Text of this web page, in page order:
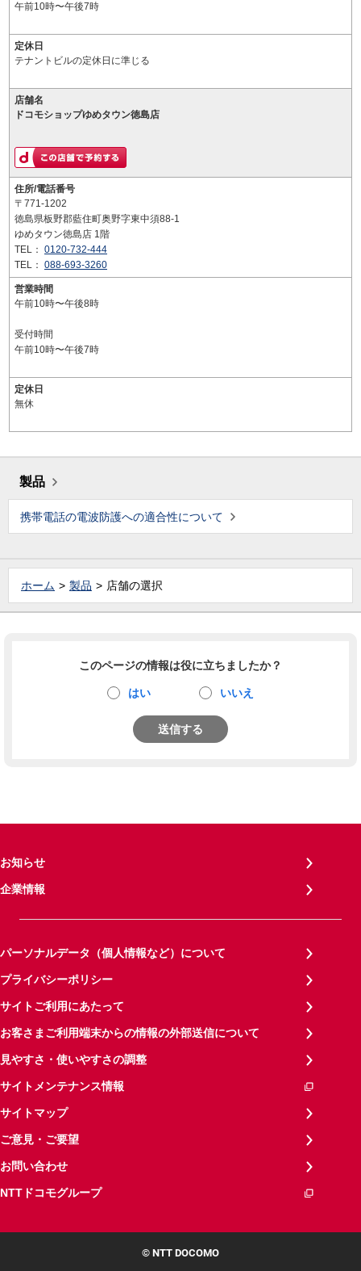
午前10時〜午後7時
定休日
テナントビルの定休日に準じる
店舗名
ドコモショップゆめタウン徳島店
住所/電話番号
〒771-1202
徳島県板野郡藍住町奥野字東中須88-1
ゆめタウン徳島店 1階
TEL： 0120-732-444
TEL： 088-693-3260
営業時間
午前10時〜午後8時
受付時間
午前10時〜午後7時
定休日
無休
製品
携帯電話の電波防護への適合性について
ホーム 製品 店舗の選択
このページの情報は役に立ちましたか？
はい いいえ
送信する
お知らせ
企業情報
パーソナルデータ（個人情報など）について
プライバシーポリシー
サイトご利用にあたって
お客さまご利用端末からの情報の外部送信について
見やすさ・使いやすさの調整
サイトメンテナンス情報
サイトマップ
ご意見・ご要望
お問い合わせ
NTTドコモグループ
© NTT DOCOMO